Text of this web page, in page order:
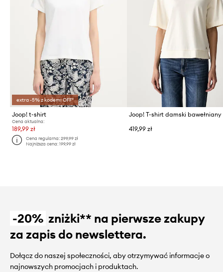
extra -5% z kodem: OFF*
Joop! t-shirt
Cena aktualna:
189,99 zł
Cena regularna:299,99 zł
Najniższa cena:199,99 zł
Joop! T-shirt damski bawełniany
419,99 zł
-20% zniżki** na pierwsze zakupy
za zapis do newslettera.
Dołącz do naszej społeczności, aby otrzymywać informacje o
najnowszych promocjach i produktach.